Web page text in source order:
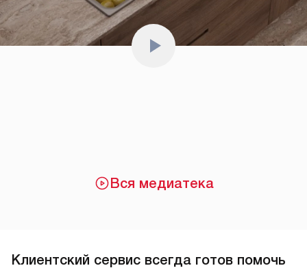
Вся медиатека
Клиентский сервис всегда готов помочь